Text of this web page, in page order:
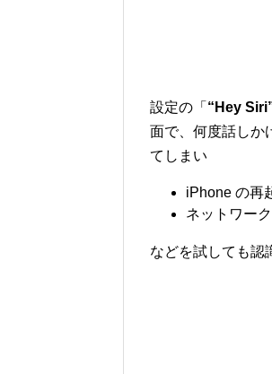
設定の「 “Hey
面で、何度話しか
てしまい
iPhone の再
ネットワー
などを試しても認